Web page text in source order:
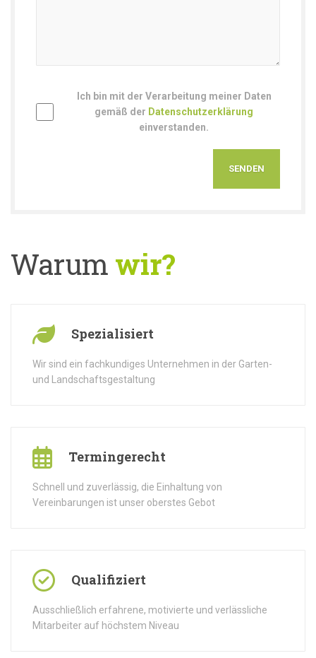
Ich bin mit der Verarbeitung meiner Daten
gemäß der Datenschutzerklärung
einverstanden.
Warum wir?
Spezialisiert
Wir sind ein fachkundiges Unternehmen in der Garten-
und Landschaftsgestaltung
Termingerecht
Schnell und zuverlässig, die Einhaltung von
Vereinbarungen ist unser oberstes Gebot
Qualifiziert
Ausschließlich erfahrene, motivierte und verlässliche
Mitarbeiter auf höchstem Niveau